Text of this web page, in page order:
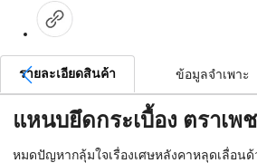
รายละเอียดสินค้า ข้อมูลจำเพาะ
แหนบยึดกระเบื้อง ตราเพ
หมดปัญหากลุ้มใจเรื่องเศษหลังคาหลุดเลื่อน